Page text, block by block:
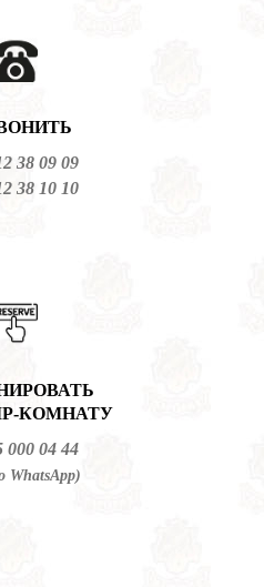
38 09 09
38 10 10
КОМНАТУ
000 04 44
WhatsApp)